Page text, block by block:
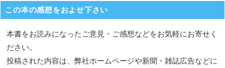
この本の感想をおよせ下さい
本書をお読みになったご意見・ご感想などをお気軽にお寄せく
ださい。
投稿された内容は、弊社ホームページや新聞・雑誌広告などに